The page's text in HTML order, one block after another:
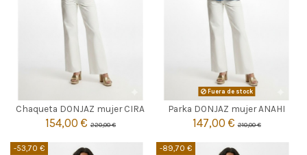
Chaqueta DONJAZ mujer CIRA
154,00 €220,00 €
CAMEL
40 42
 Añadir al carrito
Fuera de stock
Parka DONJAZ mujer ANAHI
147,00 €210,00 €
 Agotado
-53,70 € -89,70 €